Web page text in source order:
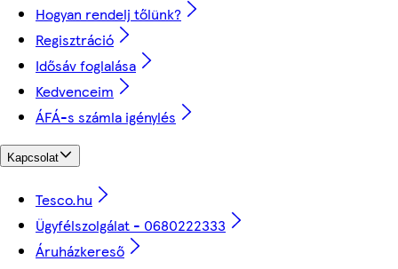
Hogyan rendelj tőlünk?
Regisztráció
Idősáv foglalása
Kedvenceim
ÁFÁ-s számla igénylés
Kapcsolat
Tesco.hu
Ügyfélszolgálat - 0680222333
Áruházkereső